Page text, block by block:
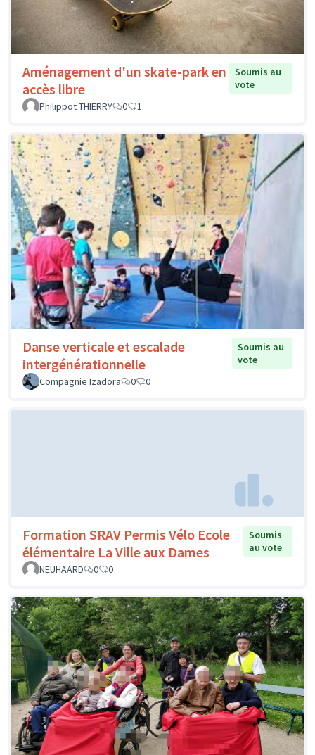
Aménagement d'un skate-park en
accès libre
Soumis au
vote
Philippot THIERRY
0 1
Danse verticale et escalade
intergénérationnelle
Soumis au
vote
Compagnie Izadora
0 0
Formation SRAV Permis Vélo Ecole
élémentaire La Ville aux Dames
Soumis
au vote
NEUHAARD
0 0